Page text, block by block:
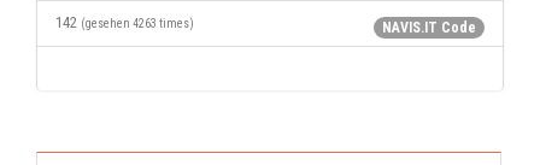
NAVIS.IT Code
142 (gesehen 4263 times)